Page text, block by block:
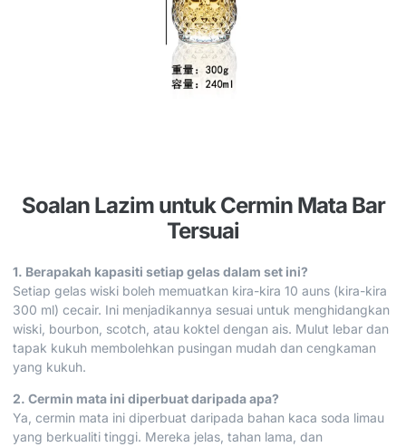
Soalan Lazim untuk Cermin Mata Bar
Tersuai
1. Berapakah kapasiti setiap gelas dalam set ini?
Setiap gelas wiski boleh memuatkan kira-kira 10 auns (kira-kira
300 ml) cecair. Ini menjadikannya sesuai untuk menghidangkan
wiski, bourbon, scotch, atau koktel dengan ais. Mulut lebar dan
tapak kukuh membolehkan pusingan mudah dan cengkaman
yang kukuh.
2. Cermin mata ini diperbuat daripada apa?
Ya, cermin mata ini diperbuat daripada bahan kaca soda limau
yang berkualiti tinggi. Mereka jelas, tahan lama, dan